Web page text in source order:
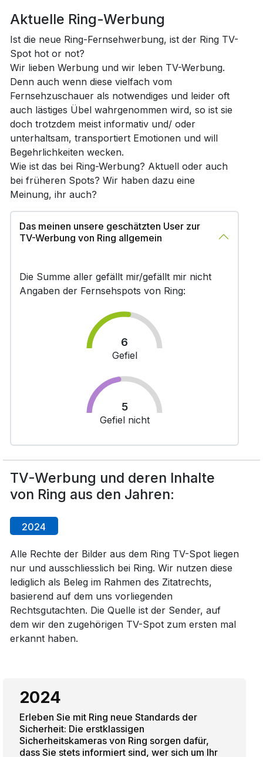
Aktuelle Ring-Werbung
Ist die neue Ring-Fernsehwerbung, ist der Ring TV-
Spot hot or not?
Wir lieben Werbung und wir leben TV-Werbung.
Denn auch wenn diese vielfach vom
Fernsehzuschauer als notwendiges und leider oft
auch lästiges Übel wahrgenommen wird, so ist sie
doch trotzdem meist informativ und/ oder
unterhaltsam, transportiert Emotionen und will
Begehrlichkeiten wecken.
Wie ist das bei Ring-Werbung? Aktuell oder auch
bei früheren Spots? Wir haben dazu eine
Meinung, ihr auch?
Das meinen unsere geschätzten User zur
TV-Werbung von Ring allgemein
Die Summe aller gefällt mir/gefällt mir nicht
Angaben der Fernsehspots von Ring:
6
Gefiel
5
Gefiel nicht
TV-Werbung und deren Inhalte
von Ring aus den Jahren:
2024
Alle Rechte der Bilder aus dem Ring TV-Spot liegen
nur und ausschliesslich bei Ring. Wir nutzen diese
lediglich als Beleg im Rahmen des Zitatrechts,
basierend auf dem uns vorliegenden
Rechtsgutachten. Die Quelle ist der Sender, auf
dem wir den zugehörigen TV-Spot zum ersten mal
erkannt haben.
2024
Erleben Sie mit Ring neue Standards der
Sicherheit: Die erstklassigen
Sicherheitskameras von Ring sorgen dafür,
dass Sie stets informiert sind, wer sich um Ihr